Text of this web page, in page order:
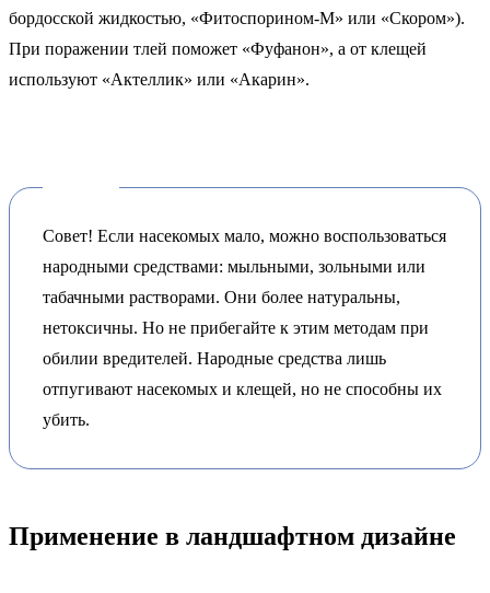
бордосской жидкостью, «Фитоспорином-М» или «Скором»).
При поражении тлей поможет «Фуфанон», а от клещей
используют «Актеллик» или «Акарин».
Совет! Если насекомых мало, можно воспользоваться
народными средствами: мыльными, зольными или
табачными растворами. Они более натуральны,
нетоксичны. Но не прибегайте к этим методам при
обилии вредителей. Народные средства лишь
отпугивают насекомых и клещей, но не способны их
убить.
Применение в ландшафтном дизайне